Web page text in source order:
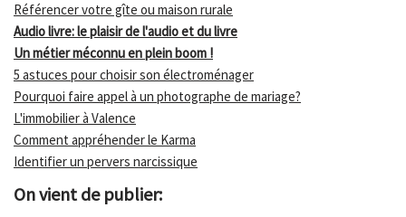
Référencer votre gîte ou maison rurale
Audio livre: le plaisir de l'audio et du livre
Un métier méconnu en plein boom !
5 astuces pour choisir son électroménager
Pourquoi faire appel à un photographe de mariage?
L'immobilier à Valence
Comment appréhender le Karma
Identifier un pervers narcissique
On vient de publier: